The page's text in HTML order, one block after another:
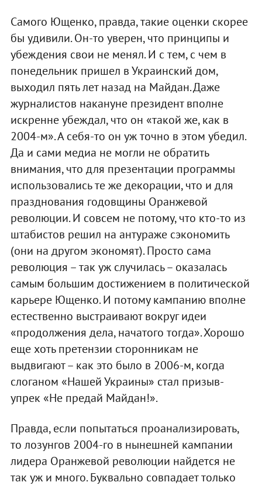
Самого Ющенко, правда, такие оценки скорее
бы удивили. Он-то уверен, что принципы и
убеждения свои не менял. И с тем, с чем в
понедельник пришел в Украинский дом,
выходил пять лет назад на Майдан. Даже
журналистов накануне президент вполне
искренне убеждал, что он «такой же, как в
2004-м». А себя-то он уж точно в этом убедил.
Да и сами медиа не могли не обратить
внимания, что для презентации программы
использовались те же декорации, что и для
празднования годовщины Оранжевой
революции. И совсем не потому, что кто-то из
штабистов решил на антураже сэкономить
(они на другом экономят). Просто сама
революция – так уж случилась – оказалась
самым большим достижением в политической
карьере Ющенко. И потому кампанию вполне
естественно выстраивают вокруг идеи
«продолжения дела, начатого тогда». Хорошо
еще хоть претензии сторонникам не
выдвигают – как это было в 2006-м, когда
слоганом «Нашей Украины» стал призыв-
упрек «Не предай Майдан!».
Правда, если попытаться проанализировать,
то лозунгов 2004-го в нынешней кампании
лидера Оранжевой революции найдется не
так уж и много. Буквально совпадает только